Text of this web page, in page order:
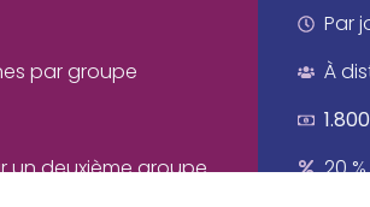
par groupe
un deuxième groupe.
Par
À
1.800
20